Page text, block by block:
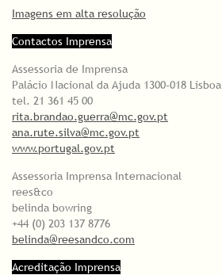
Imagens em alta resolução
Contactos Imprensa
Assessoria de Imprensa
Palácio Nacional da Ajuda 1300-018 Lisboa
tel. 21 361 45 00
rita.brandao.guerra@mc.gov.pt
ana.rute.silva@mc.gov.pt
www.portugal.gov.pt
Assessoria Imprensa Internacional
rees&co
belinda bowring
+44 (0) 203 137 8776
belinda@reesandco.com
Acreditação Imprensa